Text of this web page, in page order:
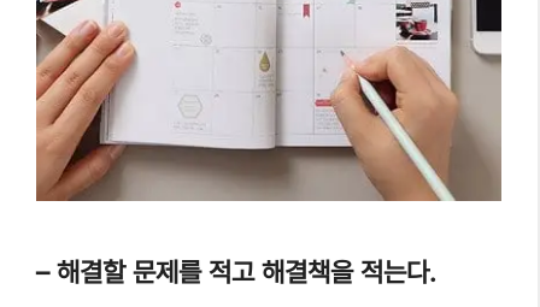
– 해결할 문제를 적고 해결책을 적는다.